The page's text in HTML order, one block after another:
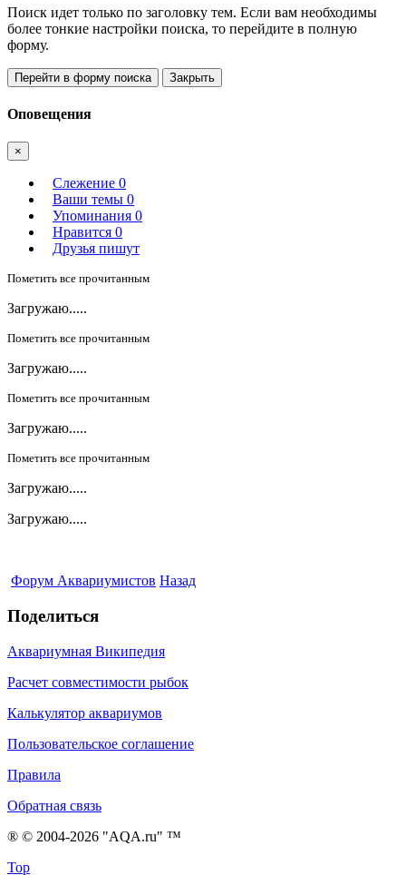
Поиск идет только по заголовку тем. Если вам необходимы
более тонкие настройки поиска, то перейдите в полную
форму.
Перейти в форму поиска Закрыть
Оповещения
×
Слежение 0
Ваши темы 0
Упоминания 0
Нравится 0
Друзья пишут
Пометить все прочитанным
Загружаю.....
Пометить все прочитанным
Загружаю.....
Пометить все прочитанным
Загружаю.....
Пометить все прочитанным
Загружаю.....
Загружаю.....
Форум Аквариумистов Назад
Поделиться
Аквариумная Википедия
Расчет совместимости рыбок
Калькулятор аквариумов
Пользовательское соглашение
Правила
Обратная связь
® © 2004-2026 "AQA.ru" ™
Top